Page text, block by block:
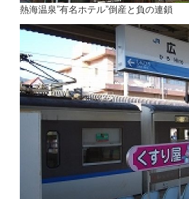
熱海温泉”有名ホテル”倒産と負の連鎖